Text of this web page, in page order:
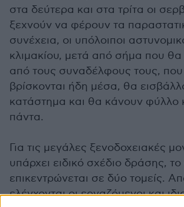
στα δεύτερα και στα τρίτα οι
ξεχνούν να φέρουν τα
συνέχεια, οι υπόλοιποι
κλιμακίου, μετά από σήμα που θα
από τους συναδέλφους τους,
βρίσκονται ήδη μέσα, θα
κατάστημα και θα κάνουν φύλλο
πάντα.
Για τις μεγάλες ξενοδοχειακές
υπάρχει ειδικό σχέδιο δράσης, το
επικεντρώνεται σε δύο τομείς.
ελέγχονται οι εργαζόμενοι και